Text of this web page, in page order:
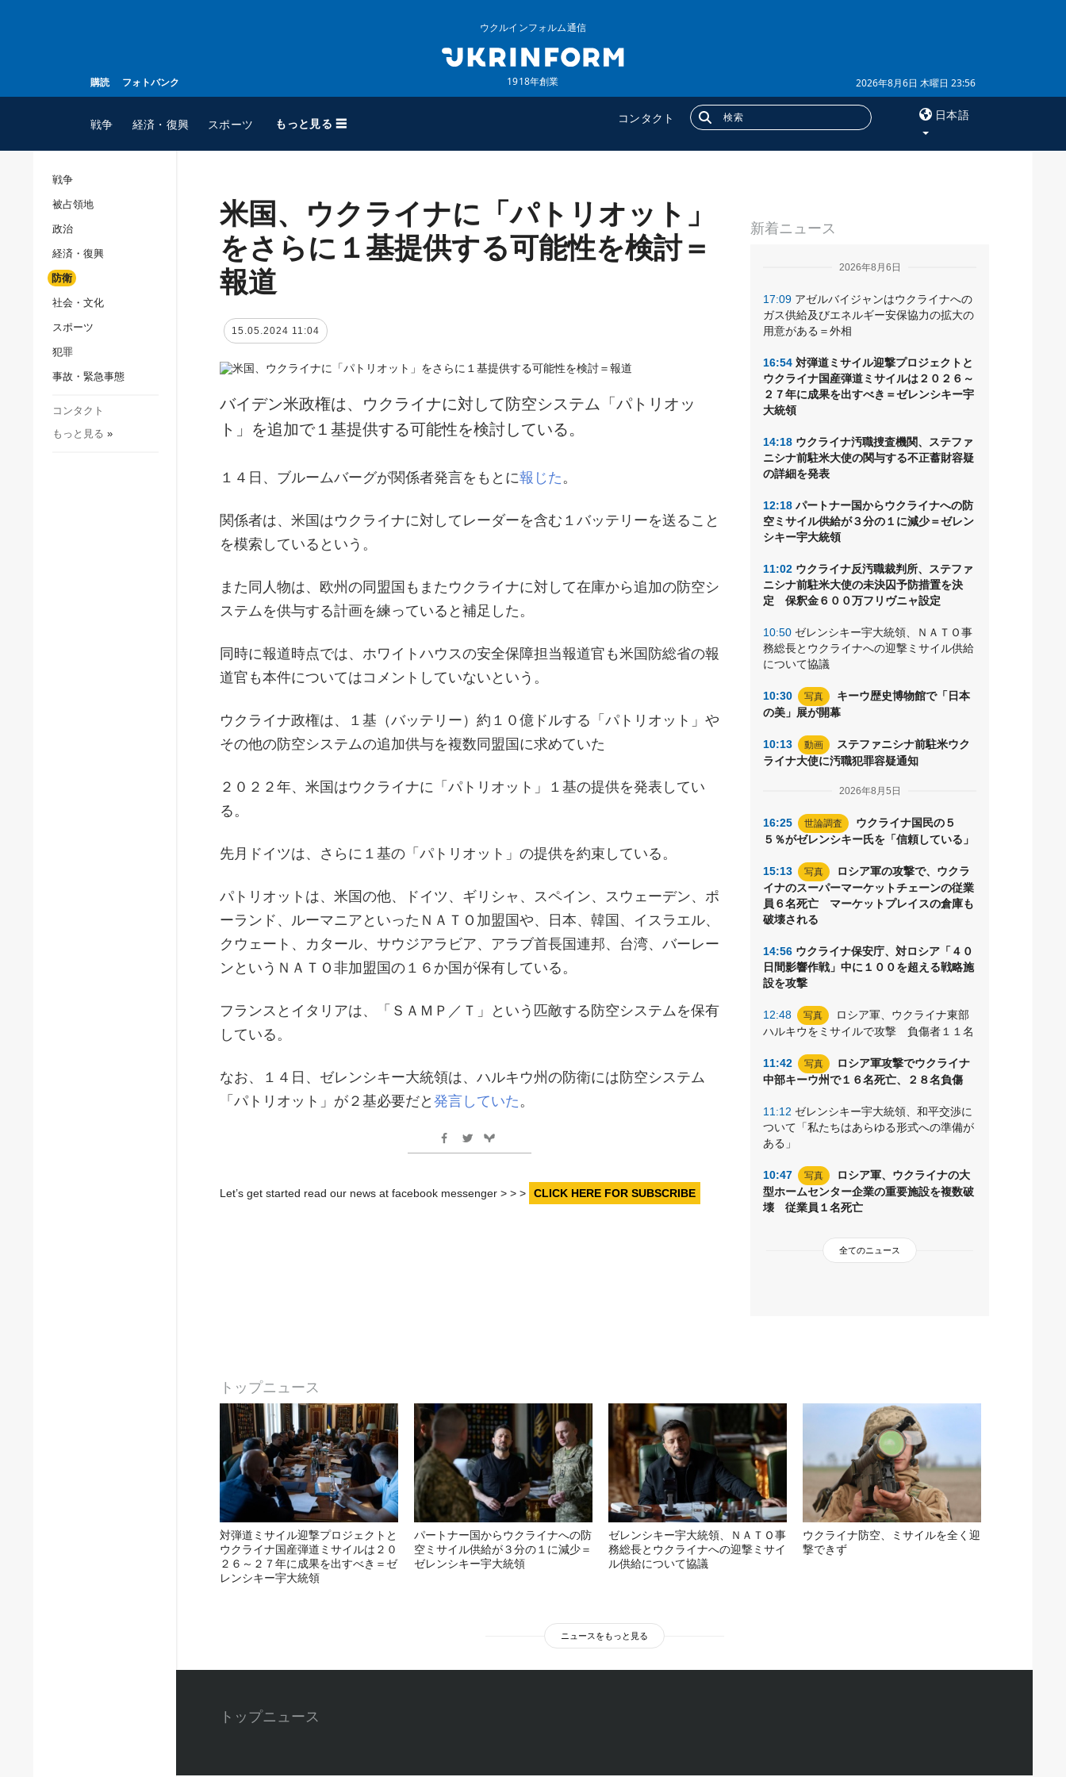
購読 フォトバンク
ウクルインフォルム通信
1918年創業 2026年8月6日 木曜日 23:56
戦争 経済・復興 スポーツ もっと見る ☰ コンタクト 日本語
スポーツ
ウクルインフォルム
ウクルインフォルムについ
て
追加
特集
インタビュー
購読
戦争
被占領地
政治
経済・復興
防衛
社会・文化
スポーツ
犯罪
事故・緊急事態
コンタクト
もっと見る »
新着ニュース
2026年8月6日
17:09 アゼルバイジャンはウクライナへの
ガス供給及びエネルギー安保協力の拡大の
用意がある＝外相
16:54 対弾道ミサイル迎撃プロジェクトと
ウクライナ国産弾道ミサイルは２０２６～
２７年に成果を出すべき＝ゼレンシキー宇
大統領
14:18 ウクライナ汚職捜査機関、ステファ
ニシナ前駐米大使の関与する不正蓄財容疑
の詳細を発表
12:18 パートナー国からウクライナへの防
空ミサイル供給が３分の１に減少＝ゼレン
シキー宇大統領
11:02 ウクライナ反汚職裁判所、ステファ
ニシナ前駐米大使の未決囚予防措置を決
定 保釈金６００万フリヴニャ設定
10:50 ゼレンシキー宇大統領、ＮＡＴＯ事
務総長とウクライナへの迎撃ミサイル供給
について協議
10:30 写真
キーウ歴史博物館で「日本
の美」展が開幕
10:13 動画
ステファニシナ前駐米ウク
ライナ大使に汚職犯罪容疑通知
2026年8月5日
16:25 世論調査
ウクライナ国民の５
５％がゼレンシキー氏を「信頼している」
15:13 写真
ロシア軍の攻撃で、ウクラ
イナのスーパーマーケットチェーンの従業
員６名死亡 マーケットプレイスの倉庫も
破壊される
14:56 ウクライナ保安庁、対ロシア「４０
日間影響作戦」中に１００を超える戦略施
設を攻撃
12:48 写真
ロシア軍、ウクライナ東部
ハルキウをミサイルで攻撃 負傷者１１名
11:42 写真
ロシア軍攻撃でウクライナ
中部キーウ州で１６名死亡、２８名負傷
11:12 ゼレンシキー宇大統領、和平交渉に
ついて「私たちはあらゆる形式への準備が
ある」
10:47 写真
ロシア軍、ウクライナの大
型ホームセンター企業の重要施設を複数破
壊 従業員１名死亡
全てのニュース
米国、ウクライナに「パトリオット」
をさらに１基提供する可能性を検討＝
報道
15.05.2024 11:04
バイデン米政権は、ウクライナに対して防空システム「パトリオッ
ト」を追加で１基提供する可能性を検討している。
１４日、ブルームバーグが関係者発言をもとに報じた 。
関係者は、米国はウクライナに対してレーダーを含む１バッテリーを送ること
を模索しているという。
また同人物は、欧州の同盟国もまたウクライナに対して在庫から追加の防空シ
ステムを供与する計画を練っていると補足した。
同時に報道時点では、ホワイトハウスの安全保障担当報道官も米国防総省の報
道官も本件についてはコメントしていないという。
ウクライナ政権は、１基（バッテリー）約１０億ドルする「パトリオット」や
その他の防空システムの追加供与を複数同盟国に求めていた
２０２２年、米国はウクライナに「パトリオット」１基の提供を発表してい
る。
先月ドイツは、さらに１基の「パトリオット」の提供を約束している。
パトリオットは、米国の他、ドイツ、ギリシャ、スペイン、スウェーデン、ポ
ーランド、ルーマニアといったＮＡＴＯ加盟国や、日本、韓国、イスラエル、
クウェート、カタール、サウジアラビア、アラブ首長国連邦、台湾、バーレー
ンというＮＡＴＯ非加盟国の１６か国が保有している。
フランスとイタリアは、「ＳＡＭＰ／Ｔ」という匹敵する防空システムを保有
している。
なお、１４日、ゼレンシキー大統領は、ハルキウ州の防衛には防空システム
「パトリオット」が２基必要だと 発言していた 。
Let’s get started read our news at facebook messenger > > > CLICK HERE FOR SUBSCRIBE
トップニュース
対弾道ミサイル迎撃プロジェクトと
ウクライナ国産弾道ミサイルは２０
２６～２７年に成果を出すべき＝ゼ
レンシキー宇大統領
パートナー国からウクライナへの防
空ミサイル供給が３分の１に減少＝
ゼレンシキー宇大統領
ゼレンシキー宇大統領、ＮＡＴＯ事
務総長とウクライナへの迎撃ミサイ
ル供給について協議
ウクライナ防空、ミサイルを全く迎
撃できず
ニュースをもっと見る
トップニュース